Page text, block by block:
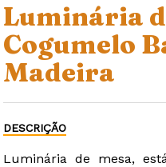
Luminária
Cogumelo
Madeira
DESCRIÇÃO
Luminária de mesa,